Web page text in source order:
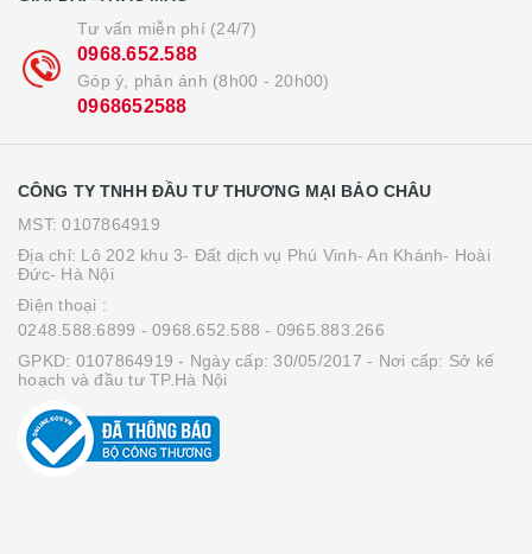
Tư vấn miễn phí (24/7)
0968.652.588
Góp ý, phản ánh (8h00 - 20h00)
0968652588
CÔNG TY TNHH ĐẦU TƯ THƯƠNG MẠI BẢO CHÂU
MST: 0107864919
Địa chỉ: Lô 202 khu 3- Đất dịch vụ Phú Vinh- An Khánh- Hoài
Đức- Hà Nội
Điện thoại :
0248.588.6899 - 0968.652.588 - 0965.883.266
GPKD: 0107864919 - Ngày cấp: 30/05/2017 - Nơi cấp: Sở kế
hoạch và đầu tư TP.Hà Nội